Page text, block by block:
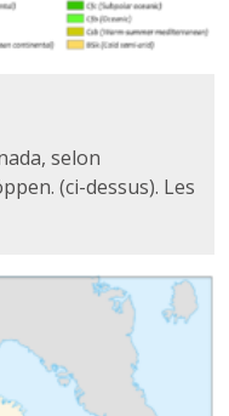
selon
(ci-dessus). Les